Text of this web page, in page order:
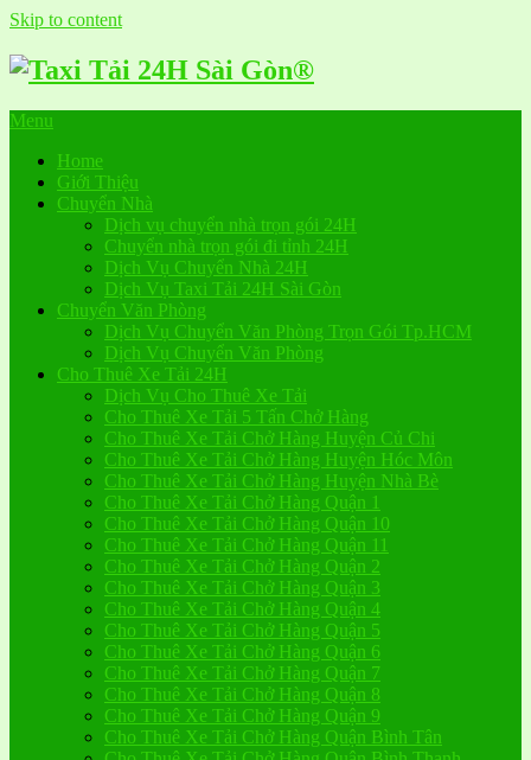
Skip to content
Menu
Home
Giới Thiệu
Chuyển Nhà
Dịch vụ chuyển nhà trọn gói 24H
Chuyển nhà trọn gói đi tỉnh 24H
Dịch Vụ Chuyển Nhà 24H
Dịch Vụ Taxi Tải 24H Sài Gòn
Chuyển Văn Phòng
Dịch Vụ Chuyển Văn Phòng Trọn Gói Tp.HCM
Dịch Vụ Chuyển Văn Phòng
Cho Thuê Xe Tải 24H
Dịch Vụ Cho Thuê Xe Tải
Cho Thuê Xe Tải 5 Tấn Chở Hàng
Cho Thuê Xe Tải Chở Hàng Huyện Củ Chi
Cho Thuê Xe Tải Chở Hàng Huyện Hóc Môn
Cho Thuê Xe Tải Chở Hàng Huyện Nhà Bè
Cho Thuê Xe Tải Chở Hàng Quận 1
Cho Thuê Xe Tải Chở Hàng Quận 10
Cho Thuê Xe Tải Chở Hàng Quận 11
Cho Thuê Xe Tải Chở Hàng Quận 2
Cho Thuê Xe Tải Chở Hàng Quận 3
Cho Thuê Xe Tải Chở Hàng Quận 4
Cho Thuê Xe Tải Chở Hàng Quận 5
Cho Thuê Xe Tải Chở Hàng Quận 6
Cho Thuê Xe Tải Chở Hàng Quận 7
Cho Thuê Xe Tải Chở Hàng Quận 8
Cho Thuê Xe Tải Chở Hàng Quận 9
Cho Thuê Xe Tải Chở Hàng Quận Bình Tân